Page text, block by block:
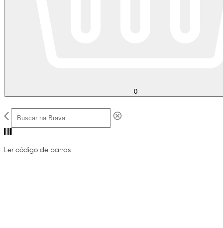
0
Ler código de barras